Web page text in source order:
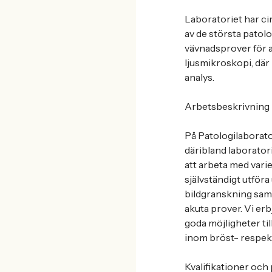
Laboratoriet har
av de största
vävnadsprover för
ljusmikroskopi,
analys.
Arbetsbeskrivning
På
däribland
att arbeta med
självständigt
bildgranskning
akuta prover. Vi
goda möjligheter
inom bröst-
Kvalifikationer och